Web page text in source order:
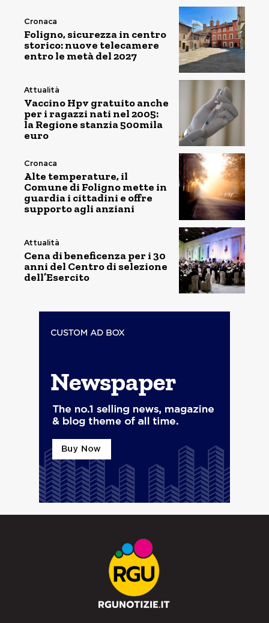
Cronaca
Foligno, sicurezza in centro
storico: nuove telecamere
entro le metà del 2027
Attualità
Vaccino Hpv gratuito anche
per i ragazzi nati nel 2005:
la Regione stanzia 500mila
euro
Cronaca
Alte temperature, il
Comune di Foligno mette in
guardia i cittadini e offre
supporto agli anziani
Attualità
Cena di beneficenza per i 30
anni del Centro di selezione
dell’Esercito